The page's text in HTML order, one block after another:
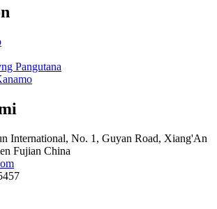
Pangutana
International, No. 1, Guyan Road, Xiang'An
Fujian China